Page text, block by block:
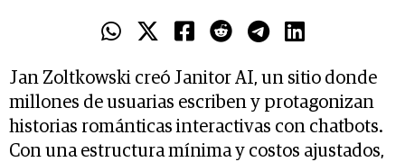
Jan Zoltkowski creó Janitor AI, un sitio donde
millones de usuarias escriben y protagonizan
historias románticas interactivas con chatbots.
Con una estructura mínima y costos ajustados,